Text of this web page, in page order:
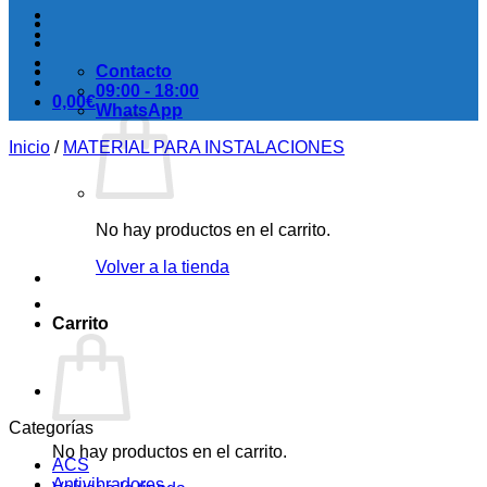
0,00€
No hay productos en el carrito.
Volver a la tienda
Carrito
No hay productos en el carrito.
Contacto
09:00 - 18:00
WhatsApp
Inicio / MATERIAL PARA INSTALACIONES
Categorías
ACS